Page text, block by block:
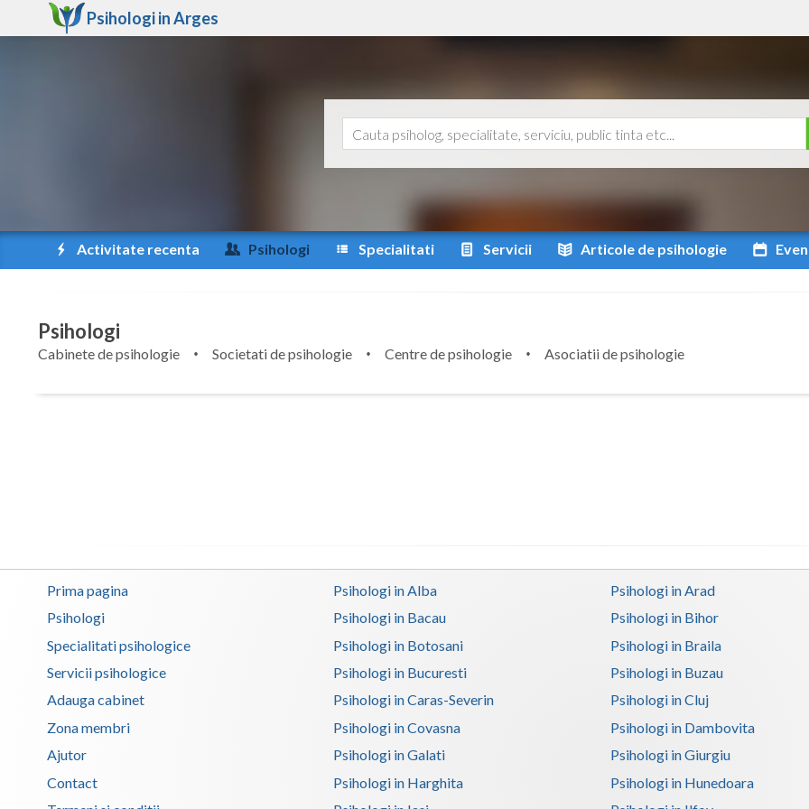
Psihologi inArges
Activitate recenta Psihologi Specialitati Servicii Articole de psihologie
Psihologi
Cabinete de psihologie Societati de psihologie Centre de psihologie
Asociatii de psihologie
Prima pagina
Psihologi
Specialitati psihologice
Servicii psihologice
Adauga cabinet
Zona membri
Ajutor
Contact
Psihologi in Alba Psihologi in Arad
Psihologi in Bacau
Psihologi in Bihor
Psihologi in Botosani
Psihologi in Braila
Psihologi in Bucuresti
Psihologi in Buzau
Psihologi in Caras-Severin
Psihologi in Cluj
Psihologi in Covasna
Psihologi in Dambovita
Psihologi in Galati
Psihologi in Giurgiu
Psihologi in Harghita
Psihologi in Hunedoara